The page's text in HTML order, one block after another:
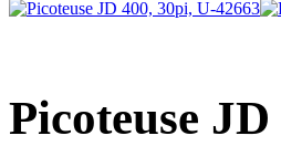
Picoteuse